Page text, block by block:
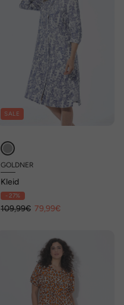
SALE
GOLDNER
Kleid
- 27%
109,99€ 79,99€